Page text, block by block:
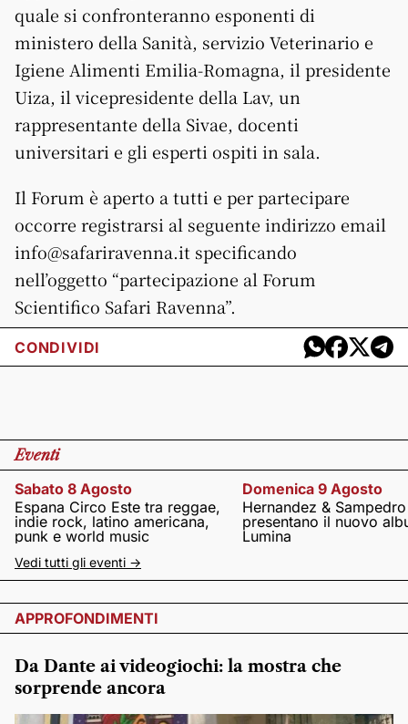
quale si confronteranno esponenti di
ministero della Sanità, servizio Veterinario e
Igiene Alimenti Emilia-Romagna, il presidente
Uiza, il vicepresidente della Lav, un
rappresentante della Sivae, docenti
universitari e gli esperti ospiti in sala.
Il Forum è aperto a tutti e per partecipare
occorre registrarsi al seguente indirizzo email
info@safariravenna.it specificando
nell’oggetto “partecipazione al Forum
Scientifico Safari Ravenna”.
CONDIVIDI
Eventi
Sabato 8 Agosto
Espana Circo Este tra reggae,
indie rock, latino americana,
punk e world music
Domenica 9 Agosto
Hernandez & Sampedro
presentano il nuovo
Lumina
Vedi tutti gli eventi ->
APPROFONDIMENTI
Da Dante ai videogiochi: la mostra che
sorprende ancora